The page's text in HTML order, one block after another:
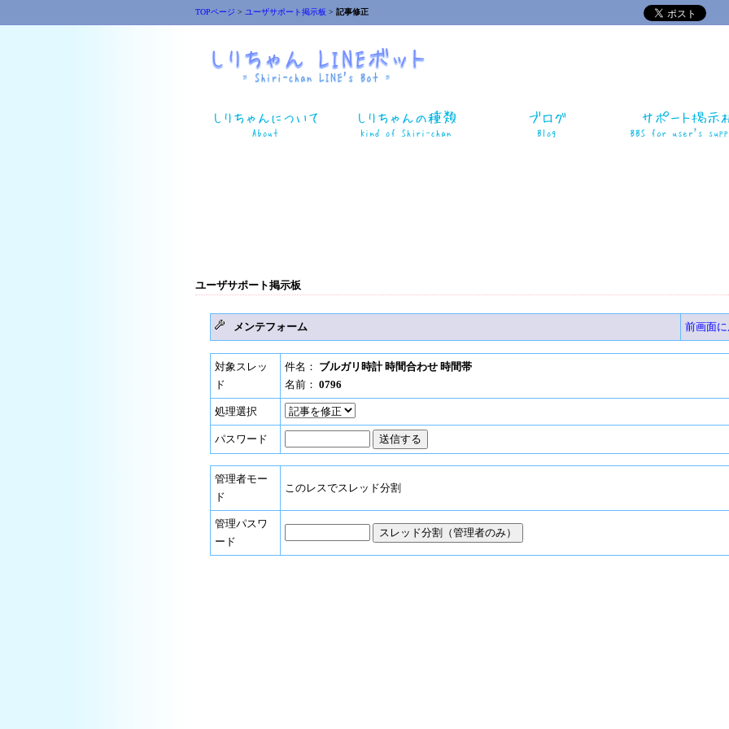
TOPページ > ユーザサポート掲示板 > 記事修正
ユーザサポート掲示板
メンテフォーム 前画面
対象スレッ
ド
件名： ブルガリ時計 時間合わせ 時間帯
名前： 0796
処理選択
パスワード
管理者モー
ド
このレスでスレッド分割
管理パスワ
ード